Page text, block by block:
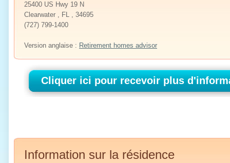
25400 US Hwy 19 N
Clearwater , FL , 34695
(727) 799-1400
Version anglaise : Retirement homes advisor
Information sur la résidence